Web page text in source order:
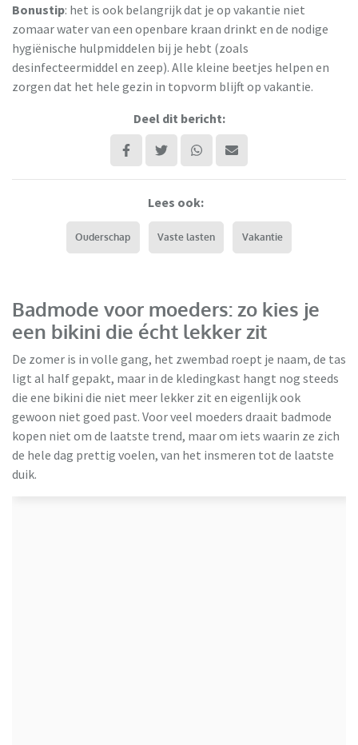
Bonustip: het is ook belangrijk dat je op vakantie niet
zomaar water van een openbare kraan drinkt en de nodige
hygiënische hulpmiddelen bij je hebt (zoals
desinfecteermiddel en zeep). Alle kleine beetjes helpen en
zorgen dat het hele gezin in topvorm blijft op vakantie.
Deel dit bericht:
Lees ook:
Ouderschap Vaste lasten Vakantie
Badmode voor moeders: zo kies je
een bikini die écht lekker zit
De zomer is in volle gang, het zwembad roept je naam, de tas
ligt al half gepakt, maar in de kledingkast hangt nog steeds
die ene bikini die niet meer lekker zit en eigenlijk ook
gewoon niet goed past. Voor veel moeders draait badmode
kopen niet om de laatste trend, maar om iets waarin ze zich
de hele dag prettig voelen, van het insmeren tot de laatste
duik.